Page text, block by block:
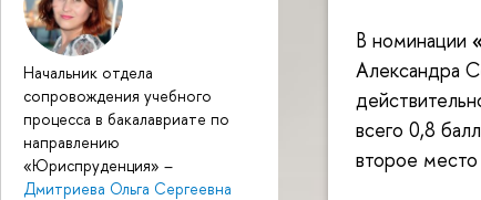
Начальник отдела
сопровождения учебного
процесса в бакалавриате по
направлению
«Юриспруденция» –
Дмитриева Ольга Сергеевна
В номинации
Александра
всего 0,8
второе